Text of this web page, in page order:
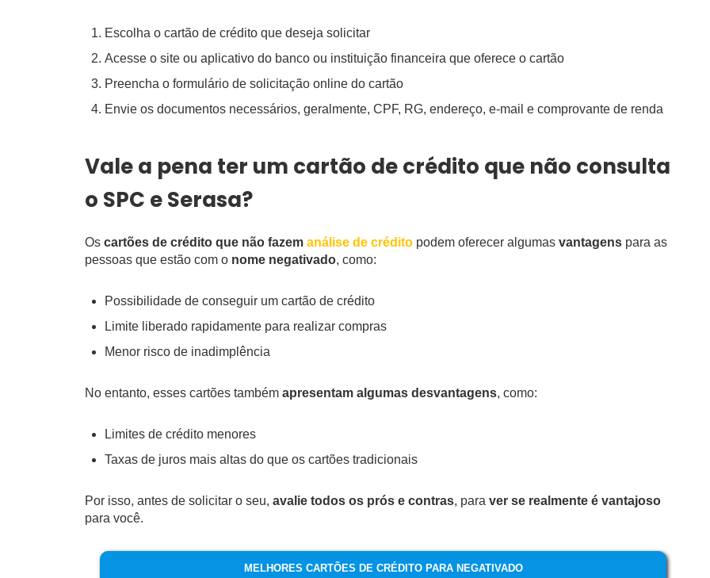
Escolha o cartão de crédito que deseja solicitar
Acesse o site ou aplicativo do banco ou instituição financeira que oferece o cartão
Preencha o formulário de solicitação online do cartão
Envie os documentos necessários, geralmente, CPF, RG, endereço, e-mail e comprovante de renda
Vale a pena ter um cartão de crédito que não consulta
o SPC e Serasa?
Os cartões de crédito que não fazem análise de crédito podem oferecer algumas vantagens para as
pessoas que estão com o nome negativado, como:
Possibilidade de conseguir um cartão de crédito
Limite liberado rapidamente para realizar compras
Menor risco de inadimplência
No entanto, esses cartões também apresentam algumas desvantagens, como:
Limites de crédito menores
Taxas de juros mais altas do que os cartões tradicionais
Por isso, antes de solicitar o seu, avalie todos os prós e contras, para ver se realmente é vantajoso
para você.
MELHORES CARTÕES DE CRÉDITO PARA NEGATIVADO